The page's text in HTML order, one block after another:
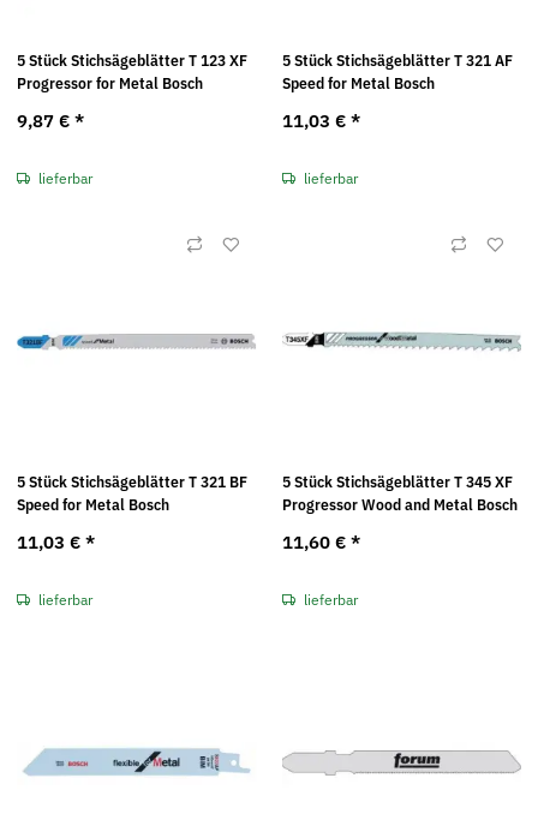
5 Stück Stichsägeblätter T 123 XF
Progressor for Metal Bosch
9,87 € *
lieferbar
5 Stück Stichsägeblätter T 321 AF
Speed for Metal Bosch
11,03 € *
lieferbar
5 Stück Stichsägeblätter T 321 BF
Speed for Metal Bosch
11,03 € *
lieferbar
5 Stück Stichsägeblätter T 345 XF
Progressor Wood and Metal Bosch
11,60 € *
lieferbar